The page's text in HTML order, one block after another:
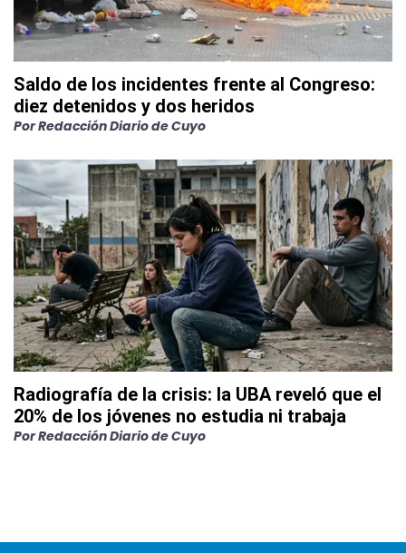
Saldo de los incidentes frente al Congreso:
diez detenidos y dos heridos
PorRedacción Diario de Cuyo
Radiografía de la crisis: la UBA reveló que el
20% de los jóvenes no estudia ni trabaja
PorRedacción Diario de Cuyo